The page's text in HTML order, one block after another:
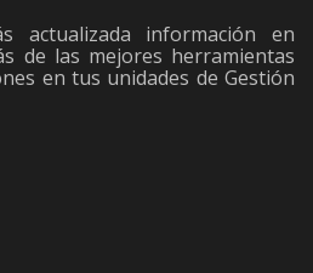
actualizada información en
de las mejores herramientas
en tus unidades de Gestión